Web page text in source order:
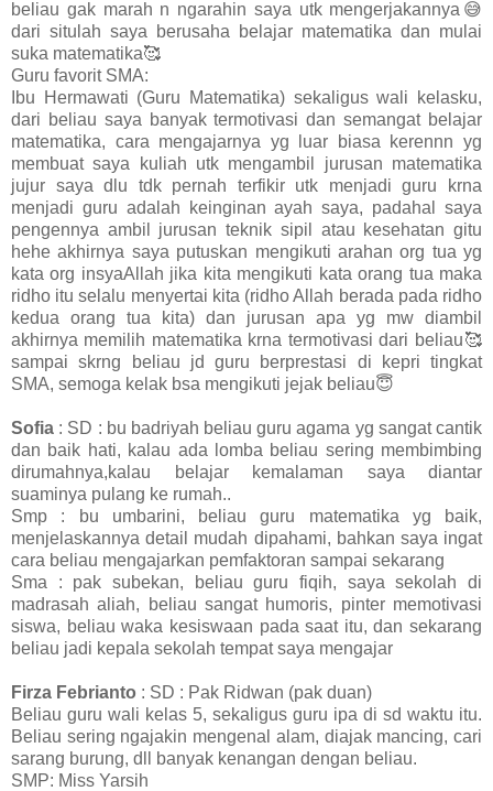
beliau gak marah n ngarahin saya utk mengerjakannya😅
dari situlah saya berusaha belajar matematika dan mulai
suka matematika🥰
Guru favorit SMA:
Ibu Hermawati (Guru Matematika) sekaligus wali kelasku,
dari beliau saya banyak termotivasi dan semangat belajar
matematika, cara mengajarnya yg luar biasa kerennn yg
membuat saya kuliah utk mengambil jurusan matematika
jujur saya dlu tdk pernah terfikir utk menjadi guru krna
menjadi guru adalah keinginan ayah saya, padahal saya
pengennya ambil jurusan teknik sipil atau kesehatan gitu
hehe akhirnya saya putuskan mengikuti arahan org tua yg
kata org insyaAllah jika kita mengikuti kata orang tua maka
ridho itu selalu menyertai kita (ridho Allah berada pada ridho
kedua orang tua kita) dan jurusan apa yg mw diambil
akhirnya memilih matematika krna termotivasi dari beliau🥰
sampai skrng beliau jd guru berprestasi di kepri tingkat
SMA, semoga kelak bsa mengikuti jejak beliau😇
Sofia : SD : bu badriyah beliau guru agama yg sangat cantik
dan baik hati, kalau ada lomba beliau sering membimbing
dirumahnya,kalau belajar kemalaman saya diantar
suaminya pulang ke rumah..
Smp : bu umbarini, beliau guru matematika yg baik,
menjelaskannya detail mudah dipahami, bahkan saya ingat
cara beliau mengajarkan pemfaktoran sampai sekarang
Sma : pak subekan, beliau guru fiqih, saya sekolah di
madrasah aliah, beliau sangat humoris, pinter memotivasi
siswa, beliau waka kesiswaan pada saat itu, dan sekarang
beliau jadi kepala sekolah tempat saya mengajar
Firza Febrianto : SD : Pak Ridwan (pak duan)
Beliau guru wali kelas 5, sekaligus guru ipa di sd waktu itu.
Beliau sering ngajakin mengenal alam, diajak mancing, cari
sarang burung, dll banyak kenangan dengan beliau.
SMP: Miss Yarsih